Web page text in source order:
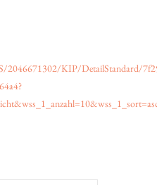
2046671302/KIP/DetailStandard/